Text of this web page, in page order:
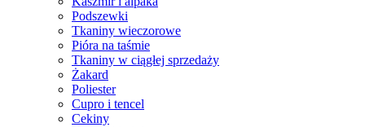
Podszewki
Tkaniny wieczorowe
Pióra na taśmie
Tkaniny w ciągłej sprzedaży
Żakard
Poliester
Cupro i tencel
Cekiny